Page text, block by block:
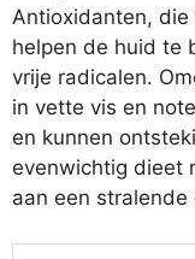
Antioxidanten,
helpen de huid te
vrije radicalen.
in vette vis en
en kunnen
evenwichtig dieet
aan een